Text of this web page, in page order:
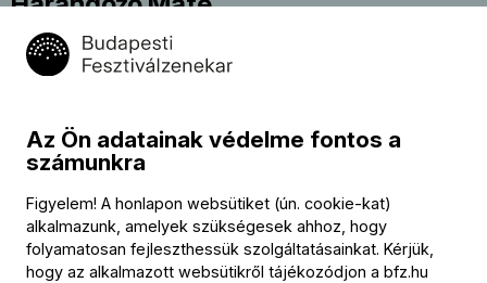
Európai Zenekari Akadémia tagjai
Kapcsolat
Székhely és számlázási cím:
1034 Budapest,
Selmeci utca 14–16.
Postacím:
Az Ön adatainak védelme fontos a
számunkra
Figyelem! A honlapon websütiket (ún. cookie-kat)
alkalmazunk, amelyek szükségesek ahhoz, hogy
folyamatosan fejleszthessük szolgáltatásainkat. Kérjük,
hogy az alkalmazott websütikről tájékozódjon a bfz.hu